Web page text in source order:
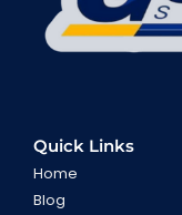
Quick Links
Home
Blog